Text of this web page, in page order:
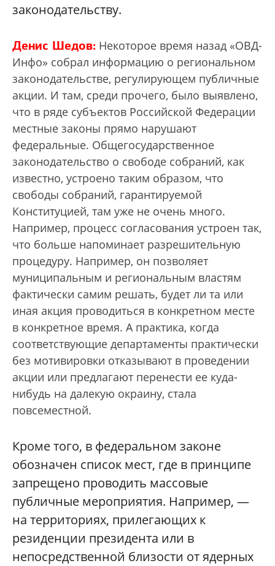
законодательству.
Денис Шедов: Некоторое время назад «ОВД-
Инфо» собрал информацию о региональном
законодательстве, регулирующем публичные
акции. И там, среди прочего, было выявлено,
что в ряде субъектов Российской Федерации
местные законы прямо нарушают
федеральные. Общегосударственное
законодательство о свободе собраний, как
известно, устроено таким образом, что
свободы собраний, гарантируемой
Конституцией, там уже не очень много.
Например, процесс согласования устроен так,
что больше напоминает разрешительную
процедуру. Например, он позволяет
муниципальным и региональным властям
фактически самим решать, будет ли та или
иная акция проводиться в конкретном месте
в конкретное время. А практика, когда
соответствующие департаменты практически
без мотивировки отказывают в проведении
акции или предлагают перенести ее куда-
нибудь на далекую окраину, стала
повсеместной.
Кроме того, в федеральном законе
обозначен список мест, где в принципе
запрещено проводить массовые
публичные мероприятия. Например, —
на территориях, прилегающих к
резиденции президента или в
непосредственной близости от ядерных